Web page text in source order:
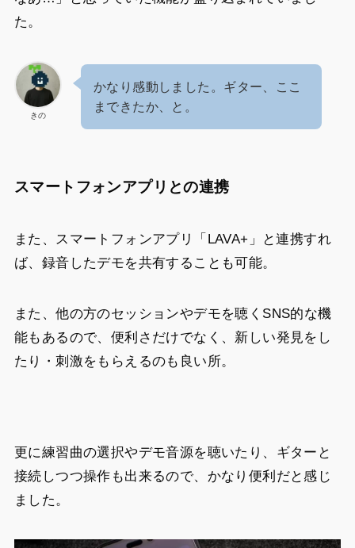
た。
きの
かなり感動しました。ギター、ここ
まできたか、と。
スマートフォンアプリとの連携
また、スマートフォンアプリ「LAVA+」と連携すれ
ば、録音したデモを共有することも可能。
また、他の方のセッションやデモを聴くSNS的な機
能もあるので、便利さだけでなく、新しい発見をし
たり・刺激をもらえるのも良い所。
更に練習曲の選択やデモ音源を聴いたり、ギターと
接続しつつ操作も出来るので、かなり便利だと感じ
ました。